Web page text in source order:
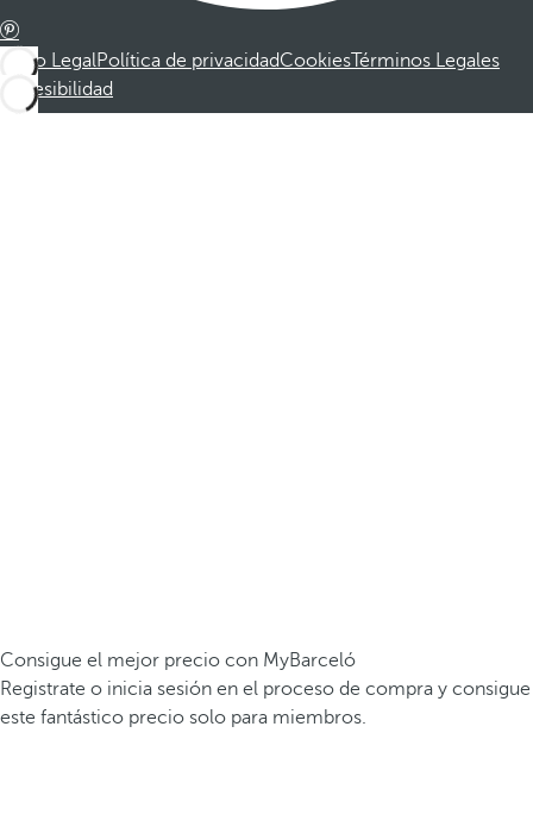
Aviso LegalPolítica de privacidadCookiesTérminos Legales
Accesibilidad
Consigue el mejor precio con MyBarceló
Registrate o inicia sesión en el proceso de compra y consigue
este fantástico precio solo para miembros.